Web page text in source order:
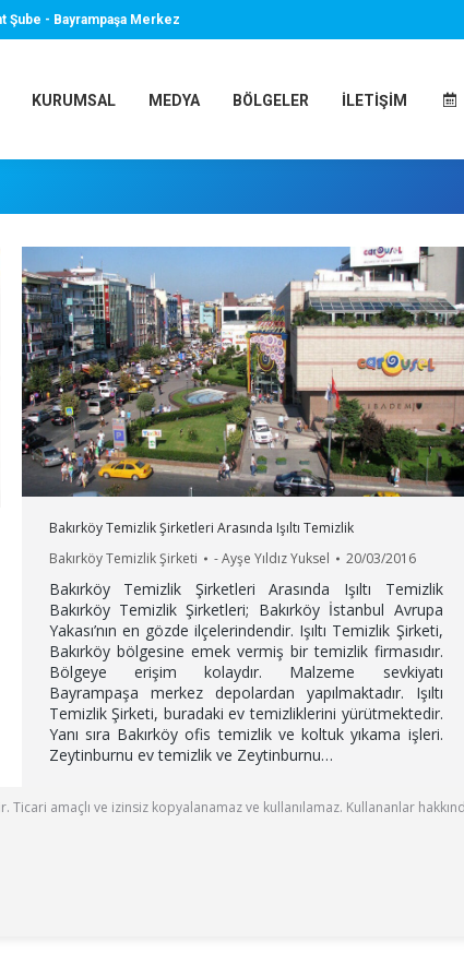
Şube - Bayrampaşa Merkez
KURUMSAL MEDYA BÖLGELER İLETIŞIM
Bakırköy Temizlik Şirketleri Arasında Işıltı Temizlik
Bakırköy Temizlik Şirketi
-Ayşe Yıldız Yuksel 20/03/2016
Bakırköy Temizlik Şirketleri Arasında Işıltı Temizlik
Bakırköy Temizlik Şirketleri; Bakırköy İstanbul Avrupa
Yakası’nın en gözde ilçelerindendir. Işıltı Temizlik Şirketi,
Bakırköy bölgesine emek vermiş bir temizlik firmasıdır.
Bölgeye erişim kolaydır. Malzeme sevkiyatı
Bayrampaşa merkez depolardan yapılmaktadır. Işıltı
Temizlik Şirketi, buradaki ev temizliklerini yürütmektedir.
Yanı sıra Bakırköy ofis temizlik ve koltuk yıkama işleri.
Zeytinburnu ev temizlik ve Zeytinburnu…
amaçlı ve izinsiz kopyalanamaz ve kullanılamaz. Kullananlar